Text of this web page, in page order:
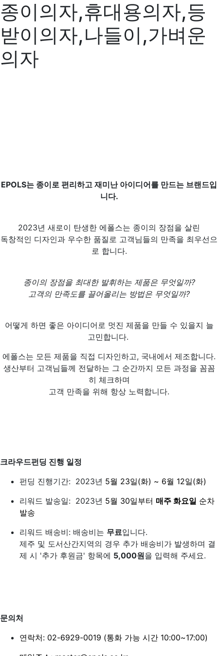
종이의자,휴대용의자,등
받이의자,나들이,가벼운
의자
EPOLS는 종이로 편리하고 재미난 아이디어를 만드는 브랜드입
니다.
2023년 새로이 탄생한 에폴스는 종이의 장점을 살린
독창적인 디자인과 우수한 품질로 고객님들의 만족을 최우선으
로 합니다.
종이의 장점을 최대한 발휘하는 제품은 무엇일까?
고객의 만족도를 끌어올리는 방법은 무엇일까?
어떻게 하면 좋은 아이디어로 멋진 제품을 만들 수 있을지 늘
고민합니다.
에폴스는 모든 제품을 직접 디자인하고, 국내에서 제조합니다.
생산부터 고객님들께 전달하는 그 순간까지 모든 과정을 꼼꼼
히 체크하며
고객 만족을 위해 항상 노력합니다.
크라우드펀딩 진행 일정
펀딩 진행기간: 2023년 5월 23일(화) ~ 6월 12일(화)
리워드 발송일: 2023년 5월 30일부터 매주 화요일 순차
발송
리워드 배송비: 배송비는 무료입니다.
제주 및 도서산간지역의 경우 추가 배송비가 발생하며 결
제 시 '추가 후원금' 항목에 5,000원을 입력해 주세요.
문의처
연락처: 02-6929-0019 (통화 가능 시간 10:00~17:00)